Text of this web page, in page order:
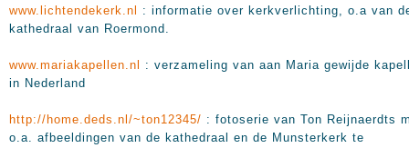
www.lichtendekerk.nl
: informatie over kerkverlichting, o.a van
kathedraal van Roermond.
www.mariakapellen.nl
: verzameling van aan Maria gewijde
in Nederland
http://home.deds.nl/~ton12345/ : fotoserie van Ton Reijnaerdts
o.a. afbeeldingen van de kathedraal en de Munsterkerk te